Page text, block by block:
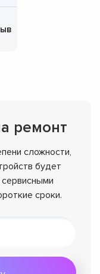
ремонт
сложности,
будет
сроки.